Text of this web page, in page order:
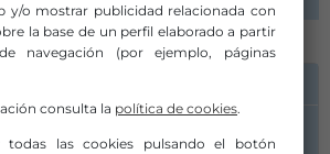
DE CONTACTO
y/o mostrar publicidad relacionada con
la base de un perfil elaborado a partir
navegación (por ejemplo, páginas
consulta la política de cookies.
todas las cookies pulsando el botón